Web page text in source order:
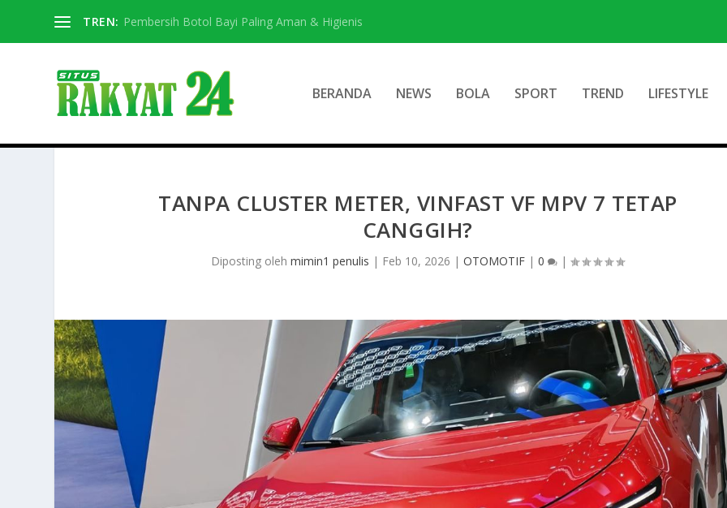
TREN: Pembersih Botol Bayi Paling Aman & Higienis
BERANDA NEWS BOLA SPORT TREND LIFESTYLE
TANPA CLUSTER METER, VINFAST VF MPV 7 TETAP
CANGGIH?
Diposting olehmimin1 penulis | Feb 10, 2026 |OTOMOTIF |0 |